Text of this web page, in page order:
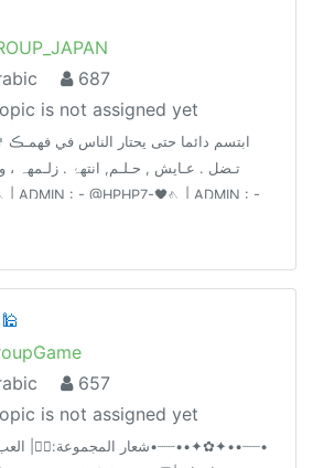
687
is not assigned yet
657
is not assigned yet